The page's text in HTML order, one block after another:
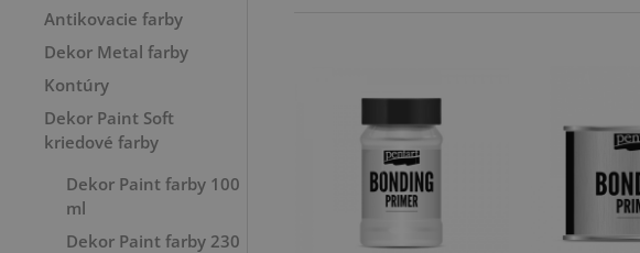
Antikovacie farby
Dekor Metal farby
Kontúry
Dekor Paint Soft
kriedové farby
Dekor Paint farby 100
ml
Dekor Paint farby 230